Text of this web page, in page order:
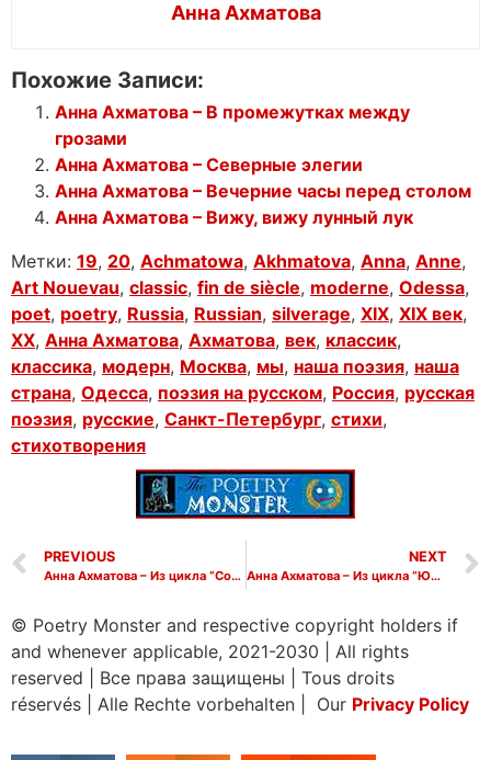
Анна Ахматова
Похожие Записи:
Анна Ахматова – В промежутках между
грозами
Анна Ахматова – Северные элегии
Анна Ахматова – Вечерние часы перед столом
Анна Ахматова – Вижу, вижу лунный лук
Метки: 19, 20, Achmatowa, Akhmatova, Anna, Anne,
Art Nouevau, classic, fin de siècle, moderne, Odessa,
poet, poetry, Russia, Russian, silverage, XIX, XIX век,
XX, Анна Ахматова, Ахматова, век, классик,
классика, модерн, Москва, мы, наша поэзия, наша
страна, Одесса, поэзия на русском, Россия, русская
поэзия, русские, Санкт-Петербург, стихи,
стихотворения
PREVIOUS
Анна Ахматова – Из цикла “Сожженная тетрадь”
NEXT
Анна Ахматова – Из цикла “Юность”
© Poetry Monster and respective copyright holders if
and whenever applicable, 2021-2030
All rights
reserved
Все права защищены
Tous droits
réservés
Alle Rechte vorbehalten | Our Privacy Policy